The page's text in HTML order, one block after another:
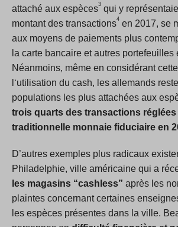
attaché aux espèces3 qui y
montant des transactions4 en 2017, se
aux moyens de paiements plus
la carte bancaire et autres portefeuilles
Néanmoins, même en considérant
l‘utilisation du cash, les allemands
populations les plus attachées aux
trois quarts des transactions réglées
traditionnelle monnaie fiduciaire en
D’autres exemples plus radicaux
Philadelphie, ville américaine qui a
les magasins “cashless” après les
plaintes concernant certaines
les espèces présentes dans la ville.